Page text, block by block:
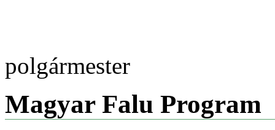
polgármester
Magyar Falu Program